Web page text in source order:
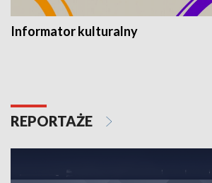
Informator kulturalny
REPORTAŻE